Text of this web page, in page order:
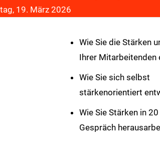
19. März 2026
Wie Sie die Stärken
Ihrer Mitarbeitenden
Wie Sie sich selbst
stärkenorientiert
Wie Sie Stärken in
Gespräch